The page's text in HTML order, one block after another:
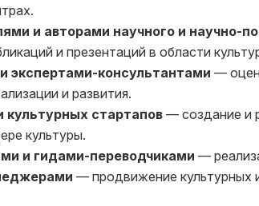
и авторами научного и научно-
и презентаций в области
экспертами-консультантами —
и развития.
стартапов — создание и
культуры.
и гидами-переводчиками —
— продвижение культурных